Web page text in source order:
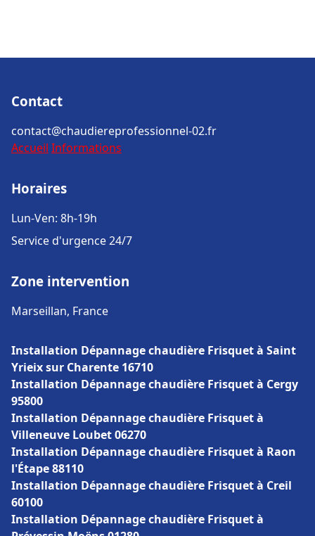
Contact
contact@chaudiereprofessionnel-02.fr
Accueil Informations
Horaires
Lun-Ven: 8h-19h
Service d'urgence 24/7
Zone intervention
Marseillan, France
Installation Dépannage chaudière Frisquet à Saint
Yrieix sur Charente 16710
Installation Dépannage chaudière Frisquet à Cergy
95800
Installation Dépannage chaudière Frisquet à
Villeneuve Loubet 06270
Installation Dépannage chaudière Frisquet à Raon
l'Étape 88110
Installation Dépannage chaudière Frisquet à Creil
60100
Installation Dépannage chaudière Frisquet à